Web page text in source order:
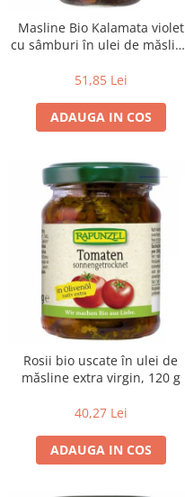
Masline Bio Kalamata violet
cu sâmburi în ulei de măsline
51,85 Lei
ADAUGA IN COS
Rosii bio uscate în ulei de
măsline extra virgin, 120 g
40,27 Lei
ADAUGA IN COS